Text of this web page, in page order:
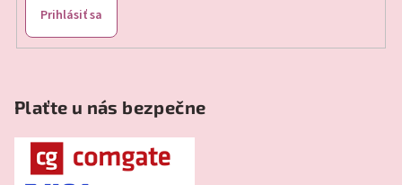
Prihlásiť sa
Plaťte u nás bezpečne